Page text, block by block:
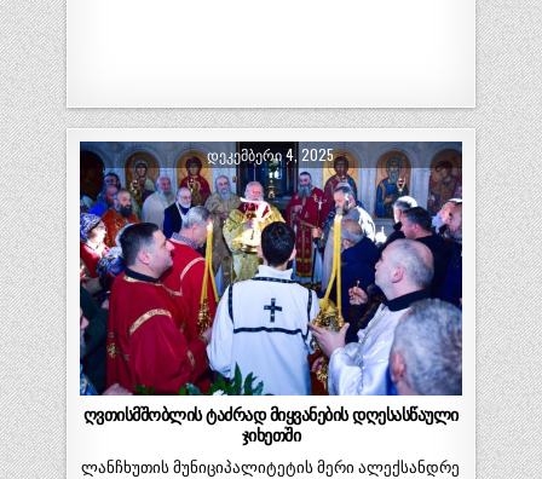
ᲓᲔᲙᲔᲛᲑᲔᲠᲘ 4, 2025
ღვთისმშობლის ტაძრად მიყვანების დღესასწაული
ჯიხეთში
ლანჩხუთის მუნიციპალიტეტის მერი ალექსანდრე